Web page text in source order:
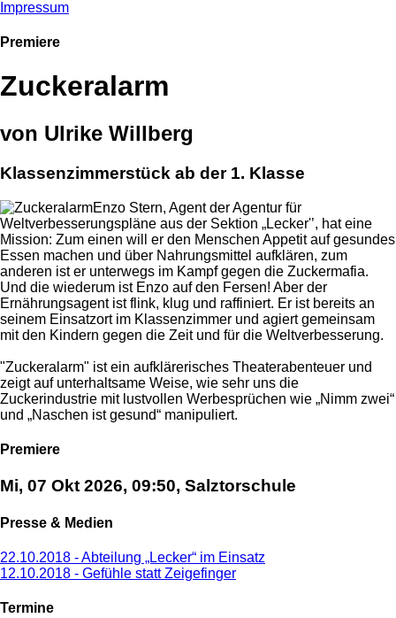
Impressum
Premiere
Zuckeralarm
von Ulrike Willberg
Klassenzimmerstück ab der 1. Klasse
Enzo Stern, Agent der Agentur für
Weltverbesserungspläne aus der Sektion „Lecker'’, hat eine
Mission: Zum einen will er den Menschen Appetit auf gesundes
Essen machen und über Nahrungsmittel aufklären, zum
anderen ist er unterwegs im Kampf gegen die Zuckermafia.
Und die wiederum ist Enzo auf den Fersen! Aber der
Ernährungsagent ist flink, klug und raffiniert. Er ist bereits an
seinem Einsatzort im Klassenzimmer und agiert gemeinsam
mit den Kindern gegen die Zeit und für die Weltverbesserung.
"Zuckeralarm" ist ein aufklärerisches Theaterabenteuer und
zeigt auf unterhaltsame Weise, wie sehr uns die
Zuckerindustrie mit lustvollen Werbesprüchen wie „Nimm zwei“
und „Naschen ist gesund“ manipuliert.
Premiere
Mi, 07 Okt 2026, 09:50, Salztorschule
Presse & Medien
22.10.2018 - Abteilung „Lecker“ im Einsatz
12.10.2018 - Gefühle statt Zeigefinger
Termine